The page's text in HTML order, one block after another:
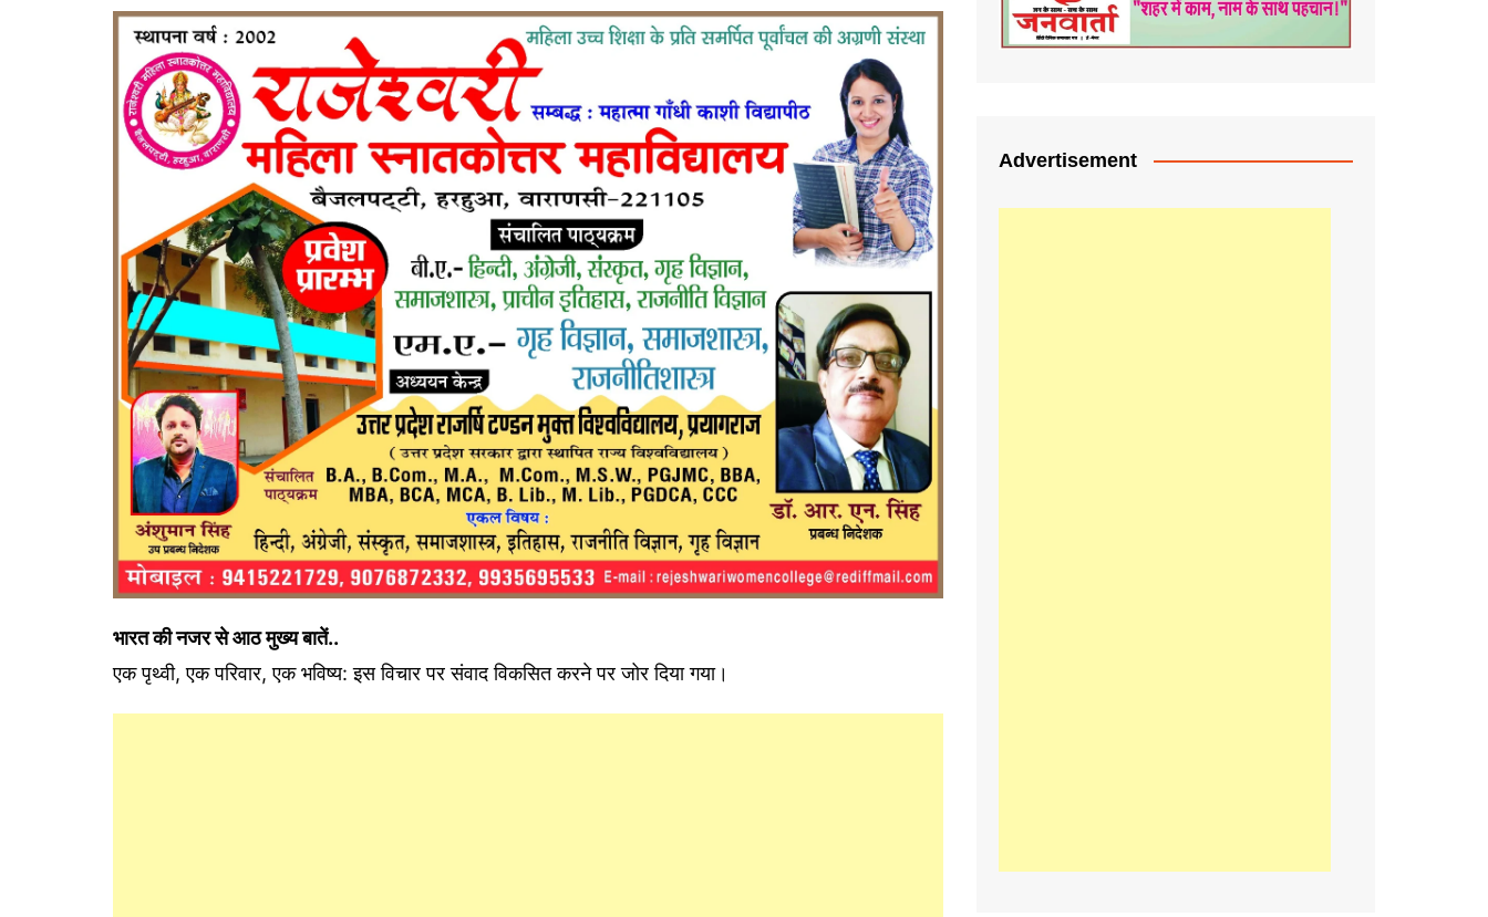
भारत की नजर से आठ मुख्य बातें..
एक पृथ्वी, एक परिवार, एक भविष्य: इस विचार पर संवाद विकसित करने पर जोर दिया गया।
Advertisement